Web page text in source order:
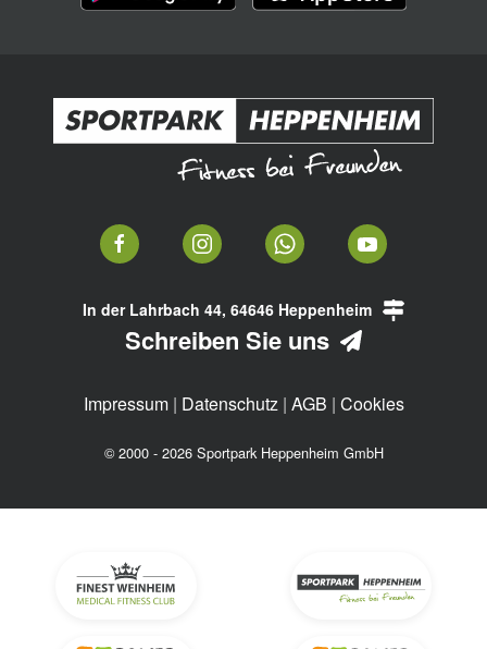
In der Lahrbach 44, 64646 Heppenheim
Schreiben Sie uns
Impressum| Datenschutz| AGB | Cookies
© 2000 - 2026 Sportpark Heppenheim GmbH